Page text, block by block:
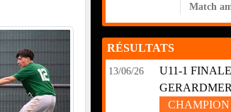
Match
RÉSULTATS
13/06/26
U11-1
GERARDMER